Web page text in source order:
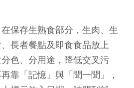
保存生熟食部分，生肉、生
長者餐點及即食食品放上
色、分用途，降低交叉污
靠「記憶」與「聞一聞」，